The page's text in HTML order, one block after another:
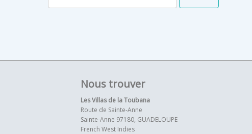
Nous trouver
Les Villas de la Toubana
Route de Sainte-Anne
Sainte-Anne 97180, GUADELOUPE
French West Indies